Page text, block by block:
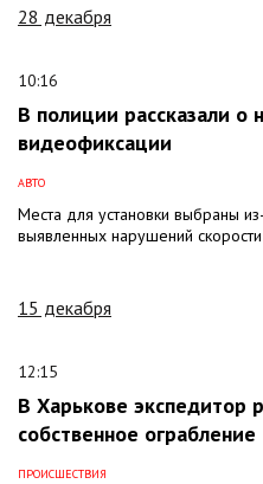
28 декабря
10:16
В полиции рассказали о
видеофиксации
АВТО
Места для установки выбраны
выявленных нарушений скорости
15 декабря
12:15
В Харькове экспедитор
собственное ограбление
ПРОИСШЕСТВИЯ